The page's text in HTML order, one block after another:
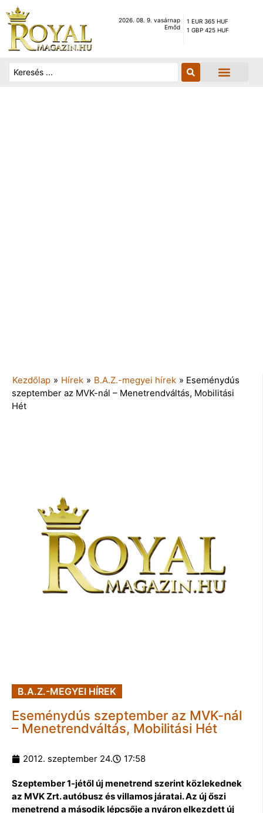
2026. 08. 9. vasárnap
Emőd
1 EUR 365 HUF
1 GBP 425 HUF
Kezdőlap » Hírek » B.A.Z.-megyei hírek » Eseménydús
szeptember az MVK-nál – Menetrendváltás, Mobilitási
Hét
B.A.Z.-MEGYEI HÍREK
Eseménydús szeptember az MVK-nál
– Menetrendváltás, Mobilitási Hét
2012. szeptember 24. 17:58
Szeptember 1-jétől új menetrend szerint közlekednek
az MVK Zrt. autóbusz és villamos járatai. Az új őszi
menetrend a második lépcsője a nyáron elkezdett új